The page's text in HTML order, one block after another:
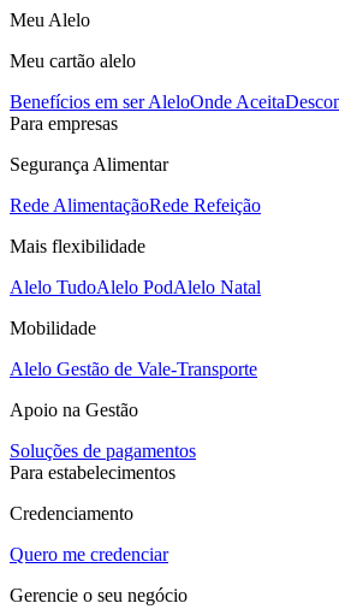
Meu Alelo
Meu cartão alelo
Benefícios em ser AleloOnde Aceita
Para empresas
Segurança Alimentar
Rede AlimentaçãoRede Refeição
Mais flexibilidade
Alelo TudoAlelo PodAlelo Natal
Mobilidade
Alelo Gestão de Vale-Transporte
Apoio na Gestão
Soluções de pagamentos
Para estabelecimentos
Credenciamento
Quero me credenciar
Gerencie o seu negócio